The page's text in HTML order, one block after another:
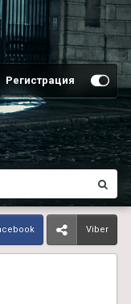
Регистрация
Viber